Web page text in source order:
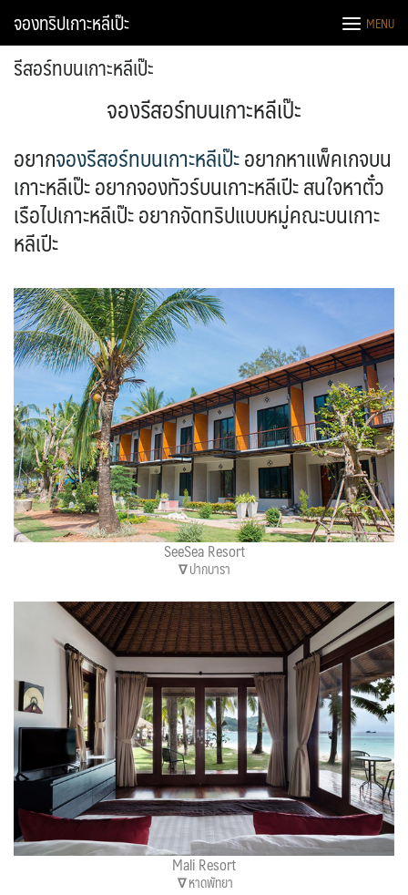
จองทริปเกาะหลีเป๊ะ MENU
รีสอร์ทบนเกาะหลีเป๊ะ
จองรีสอร์ทบนเกาะหลีเป๊ะ
อยากจองรีสอร์ทบนเกาะหลีเป๊ะอยากหาแพ็คเกจบน
เกาะหลีเป๊ะ อยากจองทัวร์บนเกาะหลีเปีะ สนใจหาตั๋ว
เรือไปเกาะหลีเป๊ะ อยากจัดทริปแบบหมู่คณะบนเกาะ
หลีเปีะ
SeeSea Resort
∇ปากบารา
Mali Resort
∇หาดพัทยา